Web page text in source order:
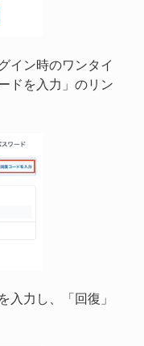
イン時のワンタイ
ドを入力」のリン
入力し、「回復」